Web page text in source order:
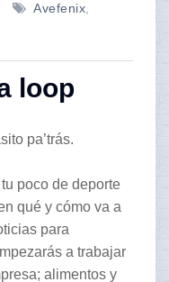
Avefenix,
loop
pa’trás.
poco de deporte
qué y cómo va a
para
a trabajar
alimentos y